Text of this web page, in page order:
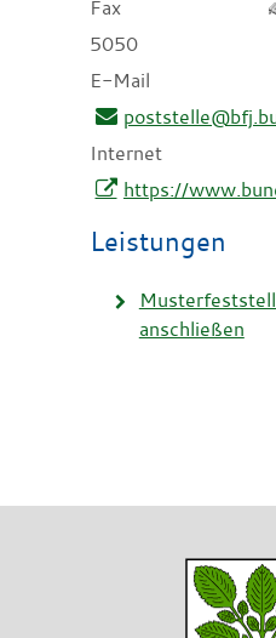
Fax
5050
E-Mail
Internet
https://
Leistungen
anschließen